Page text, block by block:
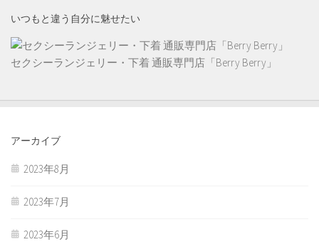
いつもと違う自分に魅せたい
セクシーランジェリー・下着 通販専門店「Berry Berry」
アーカイブ
2023年8月
2023年7月
2023年6月